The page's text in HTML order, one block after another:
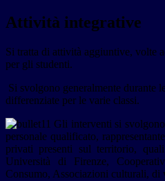
Attività integrative
Si tratta di attività aggiuntive, volte
per gli studenti.
Si svolgono generalmente durante
differenziate per le varie classi.
Gli interventi si
personale qualificato,
privati presenti sul territorio,
Università di Firenze,
Consumo, Associazioni culturali, di